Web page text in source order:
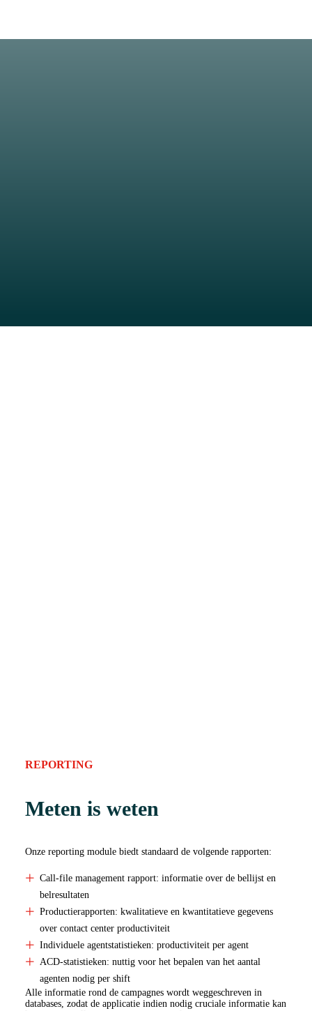
REPORTING
Meten is weten
Onze reporting module biedt standaard de volgende rapporten:
Call-file management rapport: informatie over de bellijst en
belresultaten
Productierapporten: kwalitatieve en kwantitatieve gegevens
over contact center productiviteit
Individuele agentstatistieken: productiviteit per agent
ACD-statistieken: nuttig voor het bepalen van het aantal
agenten nodig per shift
Alle informatie rond de campagnes wordt weggeschreven in
databases, zodat de applicatie indien nodig cruciale informatie kan